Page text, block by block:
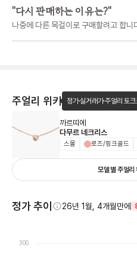
"다시 판매하는 이유는?"
나중에 다른 목걸이로 구매할려고 합니
주얼리 위키 정가·실거래가·주얼리 토
까르띠에
다무르 네크리스
스몰 로즈/핑크골드
모델 별 주얼리
정가 추이 26년 1월, 4개월만에
300